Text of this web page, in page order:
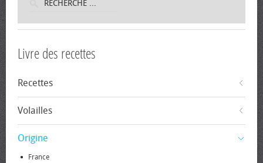
Livre des recettes
Recettes
Volailles
Origine
France